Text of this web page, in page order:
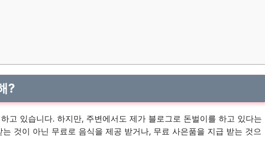
?
고 있습니다. 하지만, 주변에서도 제가 블로그로 돈벌이를 하고 있다는
것이 아닌 무료로 음식을 제공 받거나, 무료 사은품을 지급 받는 것으